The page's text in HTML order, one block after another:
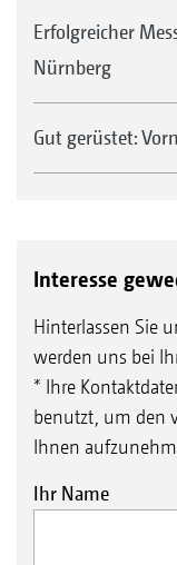
Erfolgreicher
Nürnberg
Gut gerüstet:
Interesse
Hinterlassen Sie
werden uns bei
* Ihre
benutzt, um den
Ihnen
Ihr Name